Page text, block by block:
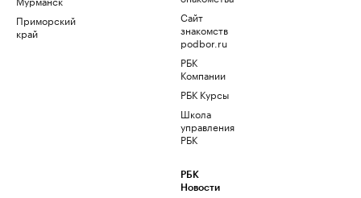
Приморский
край
Сайт
знакомств
podbor.ru
РБК
Компании
РБК Курсы
Школа
управления
РБК
РБК
Новости